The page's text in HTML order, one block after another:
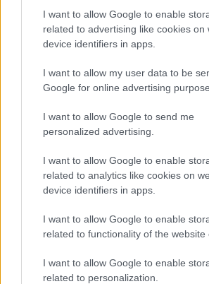
I want to allow Google to enable
related to advertising like cookies on
device identifiers in apps.
I want to allow my user data to be
Google for online advertising
I want to allow Google to send me
personalized advertising.
I want to allow Google to enable
related to analytics like cookies on
device identifiers in apps.
I want to allow Google to enable
related to functionality of the website
I want to allow Google to enable
related to personalization.